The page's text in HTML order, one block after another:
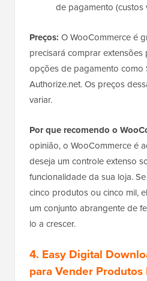
de pagamento (custos
Preços: O WooCommerce é
precisará comprar
opções de pagamento como
Authorize.net. Os preços
variar.
Por que recomendo o
opinião, o WooCommerce é
deseja um controle extenso
funcionalidade da sua loja.
cinco produtos ou cinco mil,
um conjunto abrangente de
lo a crescer.
4. Easy Digital
para Vender